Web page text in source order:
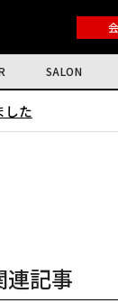
SALON
した
連記事